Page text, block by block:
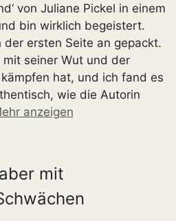
von Juliane Pickel in einem
bin wirklich begeistert.
der ersten Seite an gepackt.
seiner Wut und der
hat, und ich fand es
wie die Autorin
anzeigen
mit